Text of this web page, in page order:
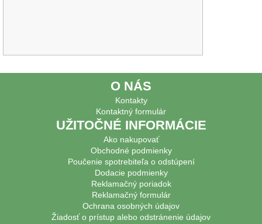
O NÁS
Kontakty
Kontaktný formulár
UŽITOČNÉ INFORMÁCIE
Ako nakupovať
Obchodné podmienky
Poučenie spotrebiteľa o odstúpení
Dodacie podmienky
Reklamačný poriadok
Reklamačný formulár
Ochrana osobných údajov
Žiadosť o prístup alebo odstránenie údajov